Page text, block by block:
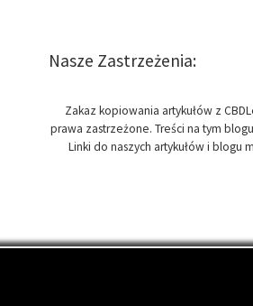
Nasze Zastrzeżenia:
Zakaz kopiowania artykułów z
prawa zastrzeżone. Treści na tym
Linki do naszych artykułów i blogu